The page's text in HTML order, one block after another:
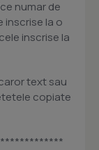
numar de
inscrise la o
inscrise la
text sau
copiate